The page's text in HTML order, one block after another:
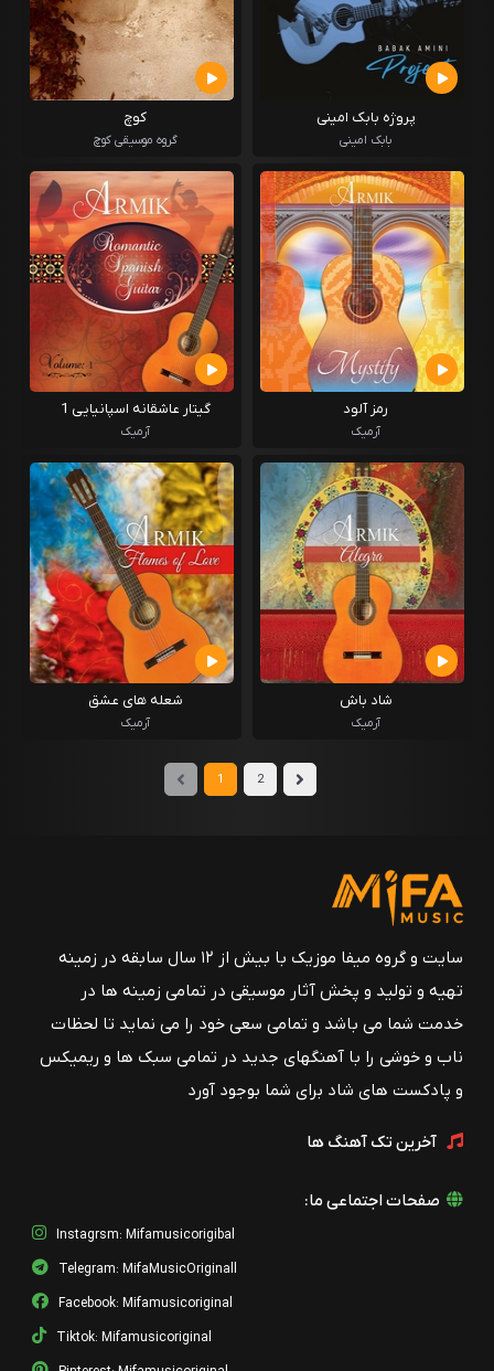
پروژه بابک امینی
بابک امینی
کوچ
گروه موسیقی کوچ
رمز آلود
آرمیک
گیتار عاشقانه اسپانیایی 1
آرمیک
شاد باش
آرمیک
شعله های عشق
آرمیک
1 2
سایت و گروه میفا موزیک با بیش از ۱۲ سال سابقه در زمینه
تهیه و تولید و پخش آثار موسیقی در تمامی زمینه ها در
خدمت شما می باشد و تمامی سعی خود را می نماید تا لحظات
ناب و خوشی را با آهنگهای جدید در تمامی سبک ها و ریمیکس
و پادکست های شاد برای شما بوجود آورد
آخرین تک آهنگ ها
صفحات اجتماعی ما:
Instagrsm: Mifamusicorigibal
Telegram: MifaMusicOriginall
Facebook: Mifamusicoriginal
Tiktok: Mifamusicoriginal